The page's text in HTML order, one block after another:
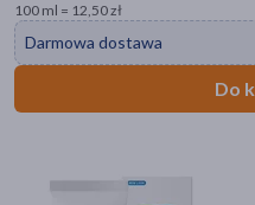
100 ml = 12,50 zł
Darmowa dostawa
Do